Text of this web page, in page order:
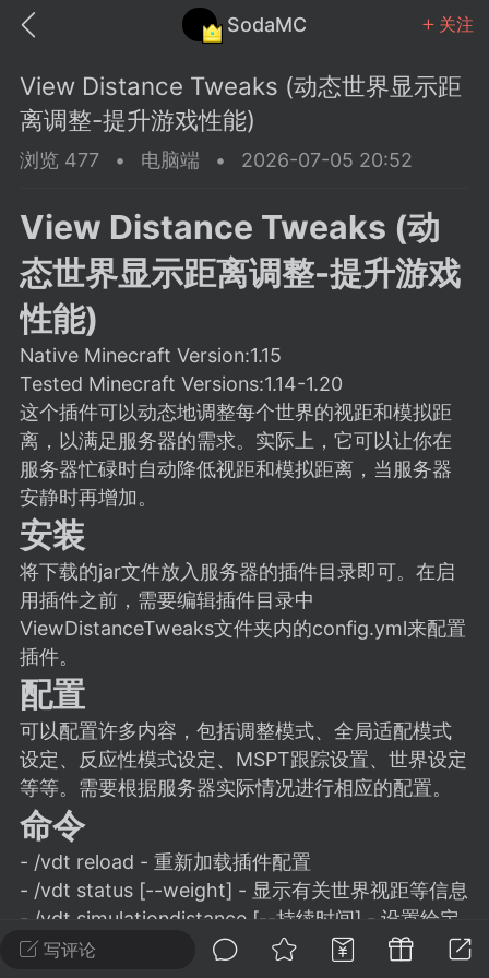
SodaMC 关注
中文社区 SodaMC
教程 材质
潮涌核心
永久赞助者
11-27 02:06
电脑端 社区规则
议贴】SodaMC 的改进与建议 🧃
社区的建议&反馈板块，欢迎每
在这里畅所欲言，提出你对 社区功能、
、管理方式等方面 的任何想法！...
11
潮涌核心
永久赞助者
24 23:37
电脑端 整合包分享
主页反馈贴
反馈你遇到的问题 以及 你期望的功能等
不方便可尝试通过邮箱与作者进行反馈
写评论
View Distance Tweaks (动态世界显示距
离调整-提升游戏性能)
浏览 477 • 电脑端 • 2026-07-05 20:52
View Distance Tweaks (动
态世界显示距离调整-提升游戏
性能)
Native Minecraft Version:1.15
Tested Minecraft Versions:1.14-1.20
这个插件可以动态地调整每个世界的视距和模拟距
离，以满足服务器的需求。实际上，它可以让你在
服务器忙碌时自动降低视距和模拟距离，当服务器
安静时再增加。
安装
将下载的jar文件放入服务器的插件目录即可。在启
用插件之前，需要编辑插件目录中
ViewDistanceTweaks文件夹内的config.yml来配置
插件。
配置
可以配置许多内容，包括调整模式、全局适配模式
设定、反应性模式设定、MSPT跟踪设置、世界设定
等等。需要根据服务器实际情况进行相应的配置。
命令
- /vdt reload - 重新加载插件配置
- /vdt status [--weight] - 显示有关世界视距等信息
- /vdt simulationdistance [--持续时间] - 设置给定
世界（如果未指定则为所有世界）的模拟距离以及